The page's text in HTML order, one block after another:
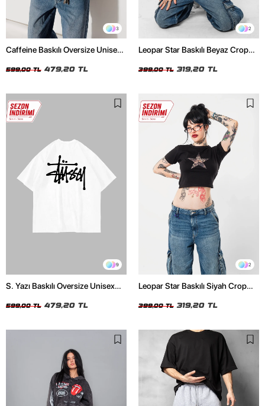
3
Caffeine Baskılı Oversize Unisex
599,00 TL 479,20 TL
2
Leopar Star Baskılı Beyaz Crop
399,00 TL 319,20 TL
9
S. Yazı Baskılı Oversize Unisex
599,00 TL 479,20 TL
2
Leopar Star Baskılı Siyah Crop
399,00 TL 319,20 TL